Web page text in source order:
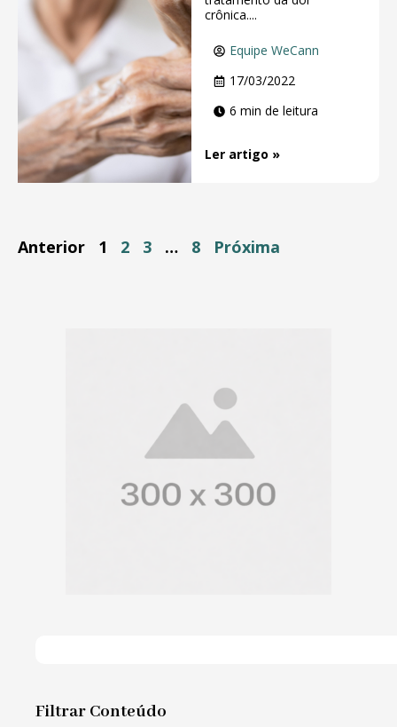
crônica....
Equipe WeCann
17/03/2022
6 min de leitura
Ler artigo »
Anterior 1 2 3 … 8 Próxima
Filtrar Conteúdo